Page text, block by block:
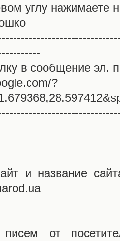
углу нажимаете
в сообщение эл.
?
и название
от